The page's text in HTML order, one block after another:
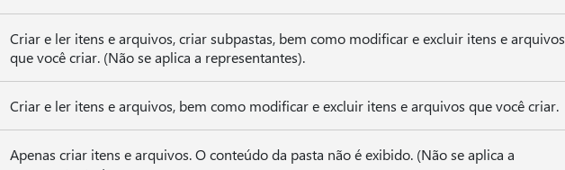
Criar e ler itens e arquivos, criar subpastas, bem como modificar e excluir itens e arquivos
que você criar. (Não se aplica a representantes).
Criar e ler itens e arquivos, bem como modificar e excluir itens e arquivos que você criar.
Apenas criar itens e arquivos. O conteúdo da pasta não é exibido. (Não se aplica a